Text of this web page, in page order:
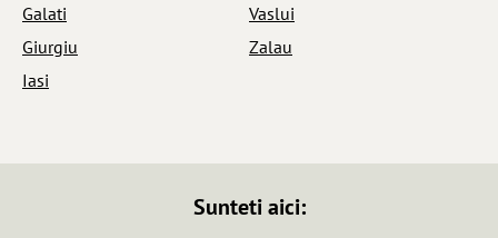
Galati
Giurgiu
Iasi
Vaslui
Zalau
Sunteti aici: